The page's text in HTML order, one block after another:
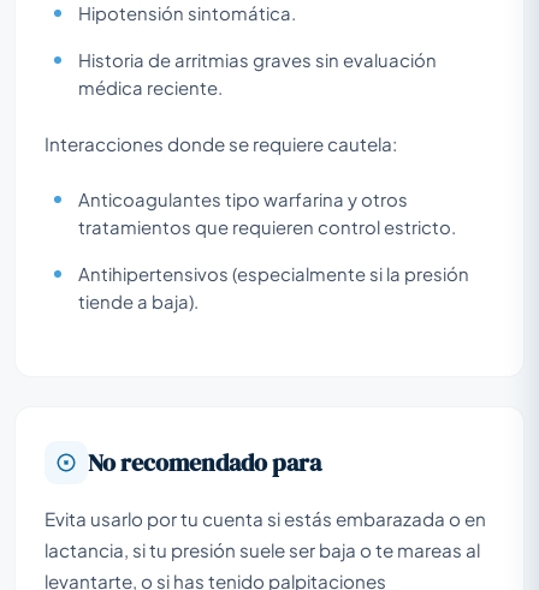
Hipotensión sintomática.
Historia de arritmias graves sin evaluación
médica reciente.
Interacciones donde se requiere cautela:
Anticoagulantes tipo warfarina y otros
tratamientos que requieren control estricto.
Antihipertensivos (especialmente si la presión
tiende a baja).
No recomendado para
Evita usarlo por tu cuenta si estás embarazada o en
lactancia, si tu presión suele ser baja o te mareas al
levantarte, o si has tenido palpitaciones